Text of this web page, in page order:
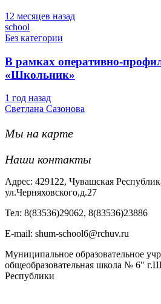
12 месяцев назад
school
Без категории
В рамках оперативно-
«Школьник»
1 год назад
Светлана Сазонова
Мы на карте
Наши контакты
Адрес: 429122, Чувашская
ул.Черняховского,д.27
Тел: 8(83536)29062, 8(83536)23886
Е-mail: shum-school6@rchuv.ru
Муниципальное образовательное
общеобразовательная школа № 6"
Республики